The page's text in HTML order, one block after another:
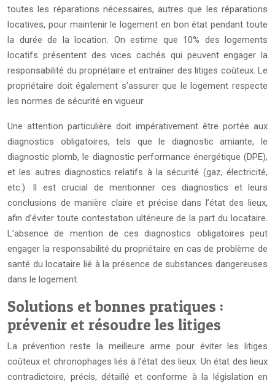
toutes les réparations nécessaires, autres que les réparations
locatives, pour maintenir le logement en bon état pendant toute
la durée de la location. On estime que 10% des logements
locatifs présentent des vices cachés qui peuvent engager la
responsabilité du propriétaire et entraîner des litiges coûteux. Le
propriétaire doit également s’assurer que le logement respecte
les normes de sécurité en vigueur.
Une attention particulière doit impérativement être portée aux
diagnostics obligatoires, tels que le diagnostic amiante, le
diagnostic plomb, le diagnostic performance énergétique (DPE),
et les autres diagnostics relatifs à la sécurité (gaz, électricité,
etc.). Il est crucial de mentionner ces diagnostics et leurs
conclusions de manière claire et précise dans l’état des lieux,
afin d’éviter toute contestation ultérieure de la part du locataire.
L’absence de mention de ces diagnostics obligatoires peut
engager la responsabilité du propriétaire en cas de problème de
santé du locataire lié à la présence de substances dangereuses
dans le logement.
Solutions et bonnes pratiques :
prévenir et résoudre les litiges
La prévention reste la meilleure arme pour éviter les litiges
coûteux et chronophages liés à l’état des lieux. Un état des lieux
contradictoire, précis, détaillé et conforme à la législation en